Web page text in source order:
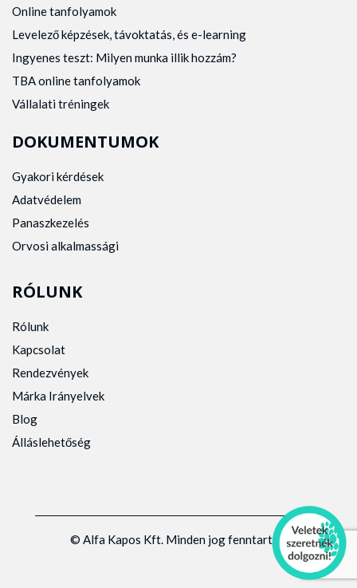
Online tanfolyamok
Levelező képzések, távoktatás, és e-learning
Ingyenes teszt: Milyen munka illik hozzám?
TBA online tanfolyamok
Vállalati tréningek
DOKUMENTUMOK
Gyakori kérdések
Adatvédelem
Panaszkezelés
Orvosi alkalmassági
RÓLUNK
Rólunk
Kapcsolat
Rendezvények
Márka Irányelvek
Blog
Álláslehetőség
© Alfa Kapos Kft. Minden jog fenntartva.